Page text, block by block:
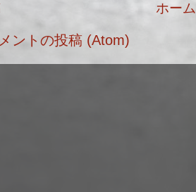
ホーム
ントの投稿 (Atom)